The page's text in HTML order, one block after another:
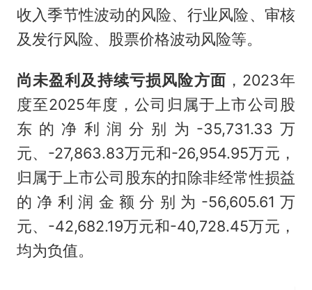
收入季节性波动的风险、行业风险、审核
及发行风险、股票价格波动风险等。
尚未盈利及持续亏损风险方面 ，2023年
度至2025年度，公司归属于上市公司股
东的净利润分别为-35,731.33万
元、-27,863.83万元和-26,954.95万元，
归属于上市公司股东的扣除非经常性损益
的净利润金额分别为-56,605.61万
元、-42,682.19万元和-40,728.45万元，
均为负值。